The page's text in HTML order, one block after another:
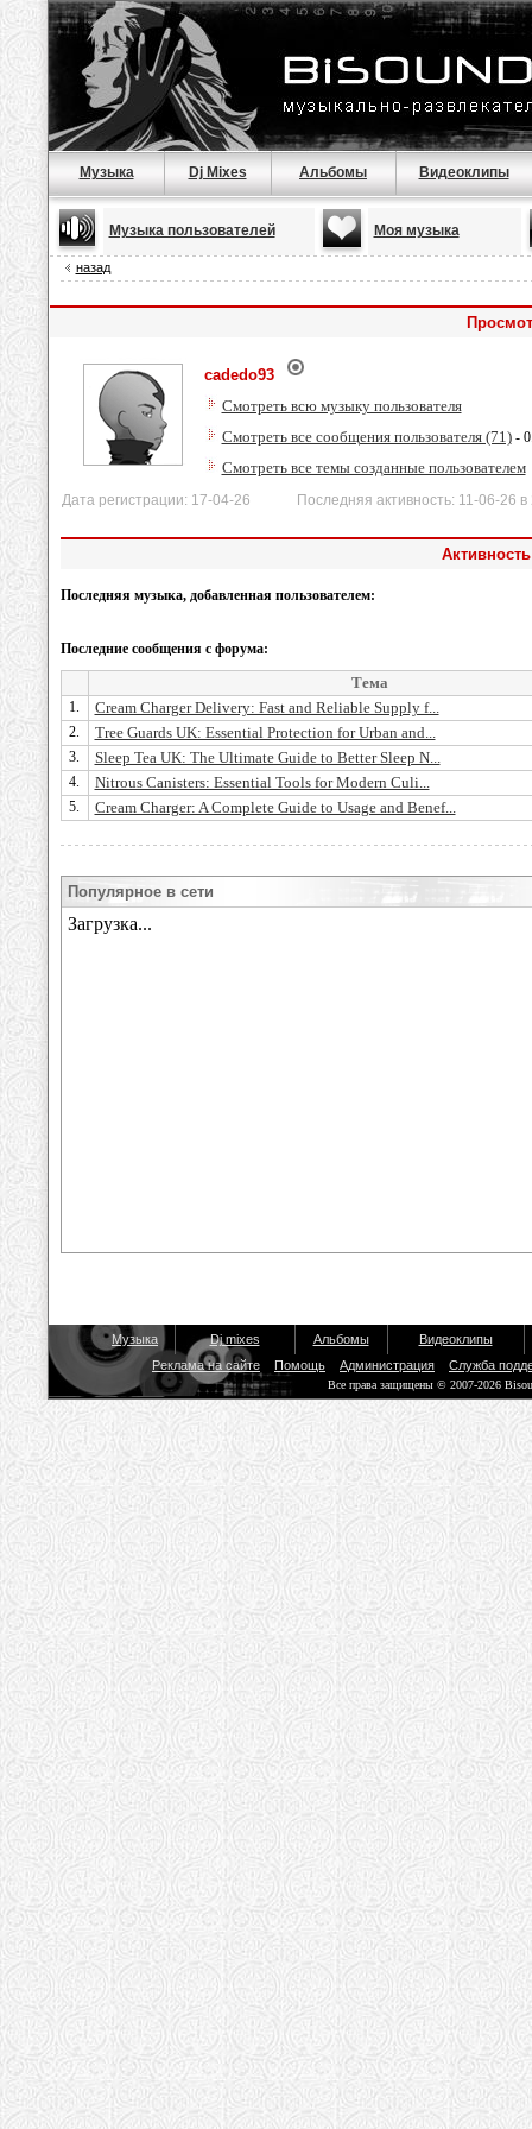
Музыка Dj Mixes Альбомы Видеоклипы
Музыка пользователей Моя музыка
назад
cadedo93
Смотреть всю музыку пользователя
Смотреть все сообщения пользователя (71)-
Смотреть все темы созданные пользователем
Дата регистрации: 17-04-26 Последняя активность: 11-06-26 в
Последняя музыка, добавленная пользователем:
Последние сообщения с форума:
Тема
1. Cream Charger Delivery: Fast and Reliable Supply f...
2. Tree Guards UK: Essential Protection for Urban and...
3. Sleep Tea UK: The Ultimate Guide to Better Sleep N...
4. Nitrous Canisters: Essential Tools for Modern Culi...
5. Cream Charger: A Complete Guide to Usage and Benef...
Популярное в сети
Музыка Dj mixes Альбомы
Видеоклипы
Реклама на сайте
Помощь Администрация Служба
Все права защищены © 2007-2026